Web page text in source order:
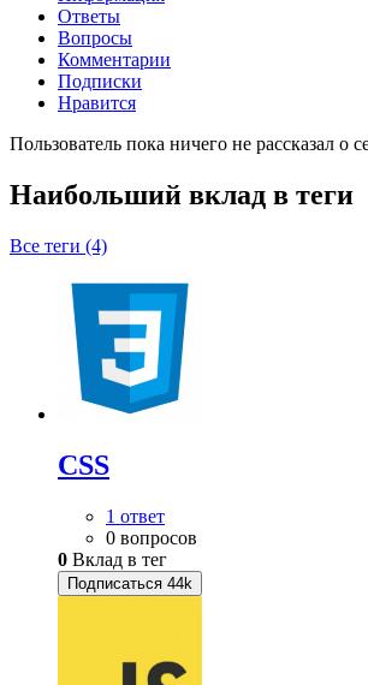
Ответы
Вопросы
Комментарии
Подписки
Нравится
Пользователь пока ничего не рассказал о
Наибольший вклад в теги
Все теги (4)
CSS
1 ответ
0 вопросов
0 Вклад в тег
Подписаться 44k